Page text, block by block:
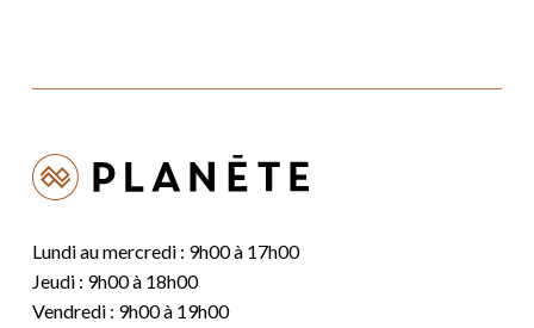
Lundi au mercredi : 9h00 à 17h00
Jeudi : 9h00 à 18h00
Vendredi : 9h00 à 19h00